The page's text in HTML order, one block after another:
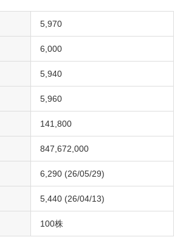
5,970
6,000
5,940
5,960
141,800
847,672,000
6,290 (26/05/29)
5,440 (26/04/13)
100株